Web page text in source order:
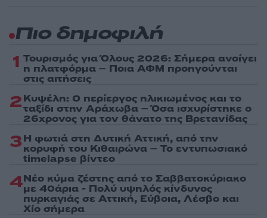
Πιο δημοφιλή
1 Τουρισμός για Όλους 2026: Σήμερα ανοίγει
η πλατφόρμα – Ποια ΑΦΜ προηγούνται
στις αιτήσεις
2Κυψέλη: Ο περίεργος ηλικιωμένος και το
ταξίδι στην Αράχωβα – Όσα ισχυρίστηκε ο
26χρονος για τον θάνατο της Βρετανίδας
3Η φωτιά στη Δυτική Αττική, από την
κορυφή του Κιθαιρώνα – Το εντυπωσιακό
timelapse βίντεο
4Νέο κύμα ζέστης από το Σαββατοκύριακο
με 40άρια - Πολύ υψηλός κίνδυνος
πυρκαγιάς σε Αττική, Εύβοια, Λέσβο και
Χίο σήμερα